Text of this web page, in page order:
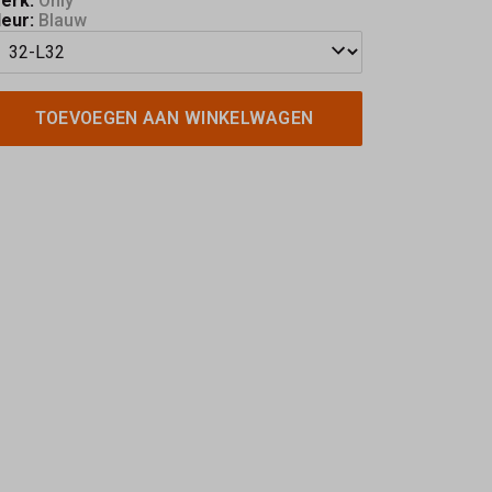
Blauw
TOEVOEGEN AAN WINKELWAGEN